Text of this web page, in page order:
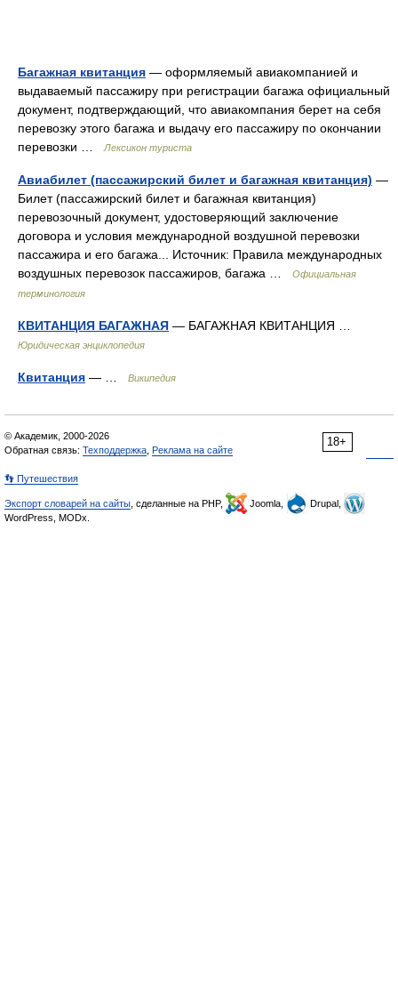
Багажная квитанция — оформляемый авиакомпанией и
выдаваемый пассажиру при регистрации багажа официальный
документ, подтверждающий, что авиакомпания берет на себя
перевозку этого багажа и выдачу его пассажиру по окончании
перевозки …
Лексикон туриста
Авиабилет (пассажирский билет и багажная квитанция) —
Билет (пассажирский билет и багажная квитанция)
перевозочный документ, удостоверяющий заключение
договора и условия международной воздушной перевозки
пассажира и его багажа... Источник: Правила международных
воздушных перевозок пассажиров, багажа …
Официальная
терминология
КВИТАНЦИЯ БАГАЖНАЯ — БАГАЖНАЯ КВИТАНЦИЯ …
Юридическая энциклопедия
Квитанция — … Википедия
18+
© Академик, 2000-2026
Обратная связь: Техподдержка Реклама на сайте
👣 Путешествия
Экспорт словарей на сайты , сделанные на PHP, Joomla,
Drupal,
WordPress, MODx.